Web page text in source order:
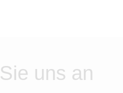
uns an